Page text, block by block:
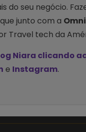
do seu negócio.
junto com a
Travel tech da
Niara clicando
e Instagram.